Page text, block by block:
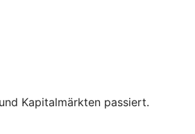
Kapitalmärkten passiert.